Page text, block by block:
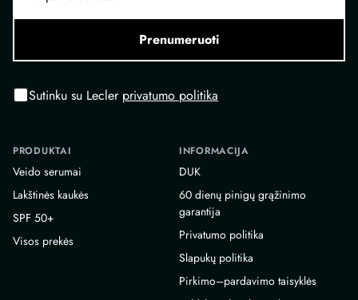
Prenumeruoti
Sutinku su Lecler privatumo politika
PRODUKTAI
Veido serumai
Lakštinės kaukės
SPF 50+
Visos prekės
INFORMACIJA
DUK
60 dienų pinigų grąžinimo
garantija
Privatumo politika
Slapukų politika
Pirkimo–pardavimo taisyklės